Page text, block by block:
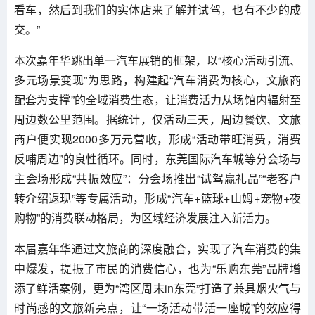
看车，然后到我们的实体店来了解并试驾，也有不少的成
交。”
本次嘉年华跳出单一汽车展销的框架，以“核心活动引流、
多元场景变现”为思路，构建起“汽车消费为核心，文旅商
配套为支撑”的全域消费生态，让消费活力从场馆内辐射至
周边数公里范围。据统计，仅活动三天，周边餐饮、文旅
商户便实现2000多万元营收，形成“活动带旺消费，消费
反哺周边”的良性循环。同时，东莞国际汽车城等分会场与
主会场形成“共振效应”：分会场推出“试驾赢礼品”“老客户
转介绍返现”等专属活动，形成“汽车+篮球+山姆+宠物+夜
购物”的消费联动格局，为区域经济发展注入新活力。
本届嘉年华通过文旅商的深度融合，实现了汽车消费的集
中爆发，提振了市民的消费信心，也为“乐购东莞”品牌增
添了鲜活案例，更为“湾区周末in东莞”打造了兼具烟火气与
时尚感的文旅新亮点，让“一场活动带活一座城”的效应得